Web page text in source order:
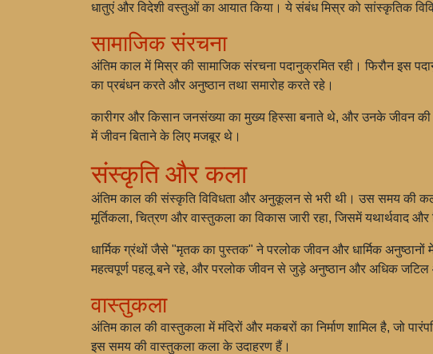
धातुएं और विदेशी वस्तुओं का आयात किया। ये संबंध मिस्र को सांस्कृतिक
सामाजिक संरचना
अंतिम काल में मिस्र की सामाजिक संरचना पदानुक्रमित रही। फिरौन इस
का प्रबंधन करते और अनुष्ठान तथा समारोह करते रहे।
कारीगर और किसान जनसंख्या का मुख्य हिस्सा बनाते थे, और उनके जीवन की
में जीवन बिताने के लिए मजबूर थे।
संस्कृति और कला
अंतिम काल की संस्कृति विविधता और अनुकूलन से भरी थी। उस समय की कला
मूर्तिकला, चित्रण और वास्तुकला का विकास जारी रहा, जिसमें यथार्थवाद और
धार्मिक ग्रंथों जैसे "मृतक का पुस्तक" ने परलोक जीवन और धार्मिक
महत्वपूर्ण पहलू बने रहे, और परलोक जीवन से जुड़े अनुष्ठान और अधिक जटिल
वास्तुकला
अंतिम काल की वास्तुकला में मंदिरों और मकबरों का निर्माण शामिल है, जो
इस समय की वास्तुकला कला के उदाहरण हैं।